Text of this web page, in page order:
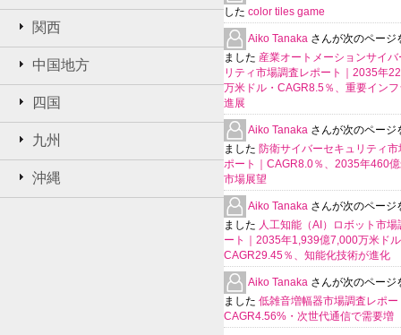
関西
中国地方
四国
九州
沖縄
した color tiles game
Aiko Tanaka さんが次のページ
ました 産業オートメーションサイ
リティ市場調査レポート｜2035年
万米ドル・CAGR8.5％、重要イン
進展
Aiko Tanaka さんが次のページ
ました 防衛サイバーセキュリティ
ポート｜CAGR8.0％、2035年460
市場展望
Aiko Tanaka さんが次のページ
ました 人工知能（AI）ロボット市場
ート｜2035年1,939億7,000万米ド
CAGR29.45％、知能化技術が進化
Aiko Tanaka さんが次のページ
ました 低雑音増幅器市場調査レポー
CAGR4.56%・次世代通信で需要増